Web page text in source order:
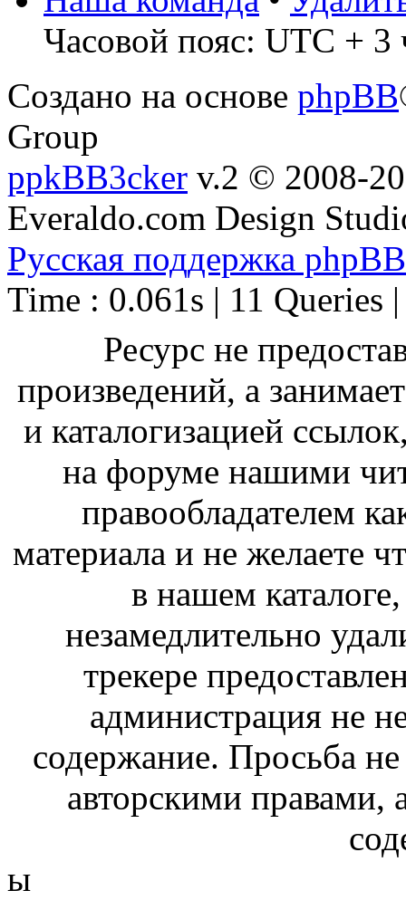
Часовой пояс: UTC + 3
Создано на основе phpBB
Group
ppkBB3cker v.2 © 2008-
Everaldo.com Design
Русская поддержка phpBB
Time : 0.061s | 11 Queries
Ресурс не
произведений, а
и каталогизацией
на форуме нашими
правообладателем
материала и не желаете
в нашем
незамедлительно
трекере
администрация не
содержание. Просьба
авторскими правами,
ы